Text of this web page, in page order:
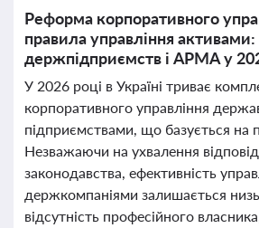
Реформа корпоративного
правила управління
держпідприємств і АРМА у
У 2026 році в Україні триває
корпоративного управління
підприємствами, що базується
Незважаючи на ухвалення
законодавства, ефективність
держкомпаніями залишається
відсутність професійного